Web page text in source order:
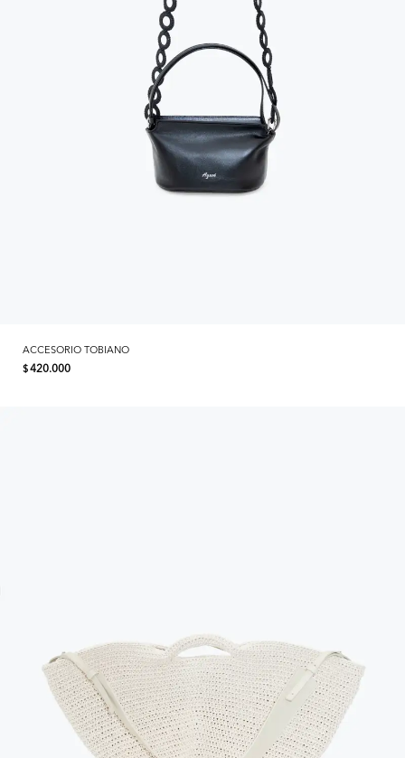
ACCESORIO TOBIANO
$420.000